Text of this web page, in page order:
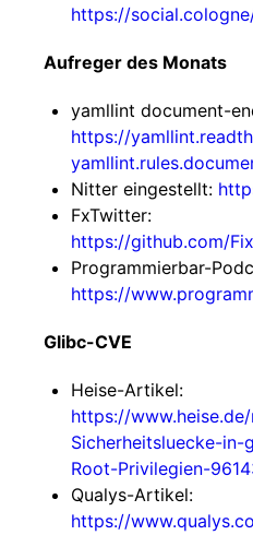
https://
Aufreger des Monats
yamllint document-
https://
Nitter eingestellt:
FxTwitter:
https://github.com/
Programmierbar-
https://
Glibc-CVE
Heise-Artikel:
https://
Sicherheitsluecke-
Root-Privilegien-
Qualys-Artikel:
https://